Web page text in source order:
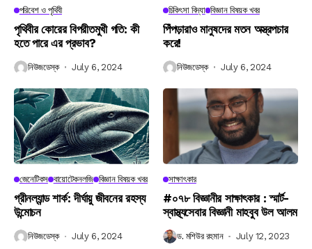
পরিবেশ ও পৃথিবী
পৃথিবীর কোরের বিপরীতমুখী গতি: কী
হতে পারে এর প্রভাব?
নিউজডেস্ক July 6, 2024
চিকিৎসা বিদ্যা বিজ্ঞান বিষয়ক খবর
পিঁপড়ারাও মানুষদের মতন অস্ত্রপচার
করে!
নিউজডেস্ক July 6, 2024
জেনেটিকস বায়োটেকনলজি বিজ্ঞান বিষয়ক খবর
গ্রীনল্যান্ড শার্ক: দীর্ঘায়ু জীবনের রহস্য
উন্মোচন
নিউজডেস্ক July 6, 2024
সাক্ষাৎকার
#০৭৮ বিজ্ঞানীর সাক্ষাৎকার : স্মার্ট-
স্বাস্থ্যসেবার বিজ্ঞানী মাহবুব উল আলম
ড. মশিউর রহমান July 12, 2023